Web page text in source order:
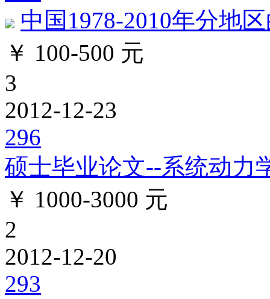
中国1978-2010年分地
￥ 100-500 元
3
2012-12-23
296
硕士毕业论文--系统动力
￥ 1000-3000 元
2
2012-12-20
293